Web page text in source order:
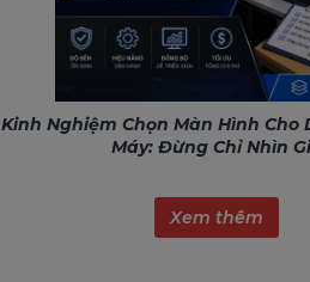
Kinh Nghiệm Chọn Màn Hình Cho
Máy: Đừng Chỉ Nhìn
Xem thêm